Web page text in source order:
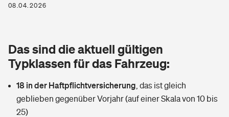
Zur Übersicht
Tools
Wer versichert was: Jetzt Versicherer finden
Glasversicherung
Mietkautionsversicherung
Kinderunfall­ver­si­che­rung
Kinderinvalidität
Private Krankenversicherung
Dread-Disease-Versicherung
Tierkrankenversicherung
Zur Übersicht
08.04.2026
Das sind die aktuell gültigen
Typklassen für das Fahrzeug:
18 in der Haftpflichtversicherung das ist gleich
geblieben gegenüber Vorjahr (auf einer Skala von 10 bis
25)